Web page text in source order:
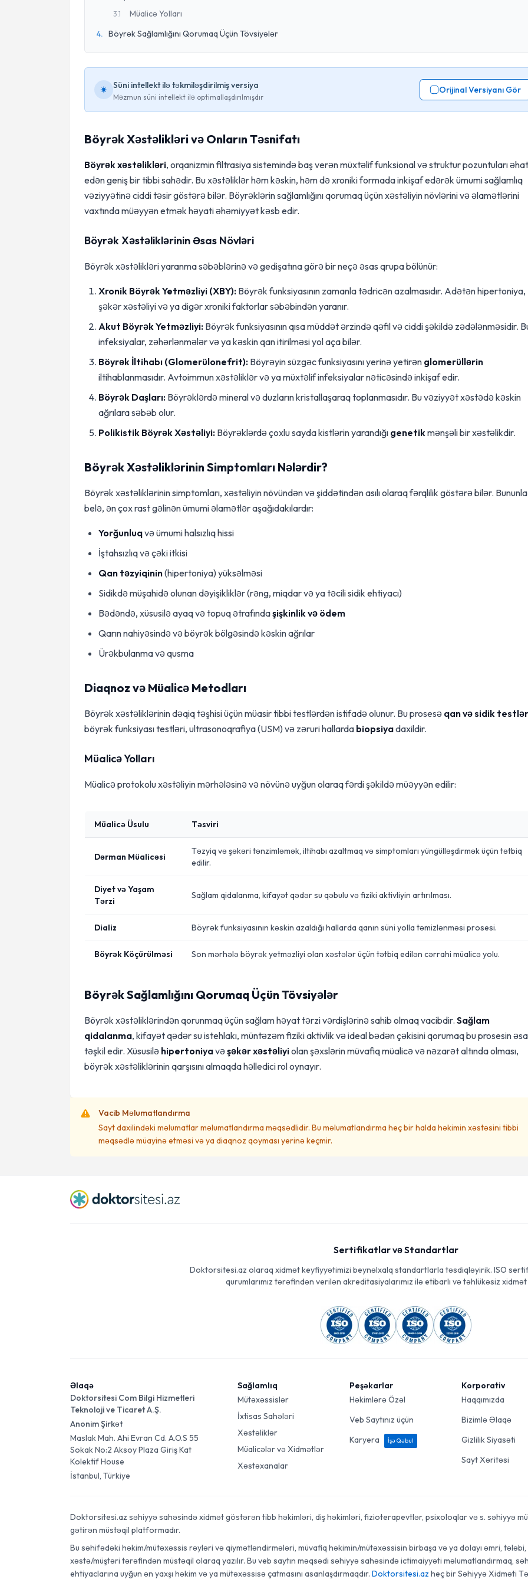
3.1 Müalicə Yolları
4. Böyrək Sağlamlığını Qorumaq Üçün Tövsiyələr
Süni intellekt ilə təkmiləşdirilmiş versiya
Məzmun süni intellekt ilə optimallaşdırılmışdır
Orijinal Versiyanı Gör
Böyrək Xəstəlikləri və Onların Təsnifatı
Böyrək xəstəlikləri, orqanizmin filtrasiya sistemində baş verən müxtəlif funksional və struktur pozuntuları
edən geniş bir tibbi sahədir. Bu xəstəliklər həm kəskin, həm də xroniki formada inkişaf edərək ümumi sağlamlıq
vəziyyətinə ciddi təsir göstərə bilər. Böyrəklərin sağlamlığını qorumaq üçün xəstəliyin növlərini və əlamətlərini
vaxtında müəyyən etmək həyati əhəmiyyət kəsb edir.
Böyrək Xəstəliklərinin Əsas Növləri
Böyrək xəstəlikləri yaranma səbəblərinə və gedişatına görə bir neçə əsas qrupa bölünür:
Xronik Böyrək Yetməzliyi (XBY): Böyrək funksiyasının zamanla tədricən azalmasıdır. Adətən hipertoniya,
şəkər xəstəliyi və ya digər xroniki faktorlar səbəbindən yaranır.
Akut Böyrək Yetməzliyi: Böyrək funksiyasının qısa müddət ərzində qəfil və ciddi şəkildə zədələnməsidir.
infeksiyalar, zəhərlənmələr və ya kəskin qan itirilməsi yol aça bilər.
Böyrək İltihabı (Glomerülonefrit): Böyrəyin süzgəc funksiyasını yerinə yetirən glomerüllərin
iltihablanmasıdır. Avtoimmun xəstəliklər və ya müxtəlif infeksiyalar nəticəsində inkişaf edir.
Böyrək Daşları: Böyrəklərdə mineral və duzların kristallaşaraq toplanmasıdır. Bu vəziyyət xəstədə kəskin
ağrılara səbəb olur.
Polikistik Böyrək Xəstəliyi: Böyrəklərdə çoxlu sayda kistlərin yarandığı genetikmənşəli bir xəstəlikdir.
Böyrək Xəstəliklərinin Simptomları Nələrdir?
Böyrək xəstəliklərinin simptomları, xəstəliyin növündən və şiddətindən asılı olaraq fərqlilik göstərə bilər. Bununla
belə, ən çox rast gəlinən ümumi əlamətlər aşağıdakılardır:
Yorğunluqvə ümumi halsızlıq hissi
İştahsızlıq və çəki itkisi
Qan təzyiqinin(hipertoniya) yüksəlməsi
Sidikdə müşahidə olunan dəyişikliklər (rəng, miqdar və ya təcili sidik ehtiyacı)
Bədəndə, xüsusilə ayaq və topuq ətrafındaşişkinlik və ödem
Qarın nahiyəsində və böyrək bölgəsində kəskin ağrılar
Ürəkbulanma və qusma
Diaqnoz və Müalicə Metodları
Böyrək xəstəliklərinin dəqiq təşhisi üçün müasir tibbi testlərdən istifadə olunur. Bu prosesə qan və sidik
böyrək funksiyası testləri, ultrasonoqrafiya (USM) və zəruri hallarda biopsiyadaxildir.
Müalicə Yolları
Müalicə protokolu xəstəliyin mərhələsinə və növünə uyğun olaraq fərdi şəkildə müəyyən edilir:
Müalicə Üsulu Təsviri
Dərman Müalicəsi
Təzyiq və şəkəri tənzimləmək, iltihabı azaltmaq və simptomları yüngülləşdirmək üçün tətbiq
edilir.
Diyet və Yaşam
Tərzi
Sağlam qidalanma, kifayət qədər su qəbulu və fiziki aktivliyin artırılması.
Dializ Böyrək funksiyasının kəskin azaldığı hallarda qanın süni yolla təmizlənməsi prosesi.
Böyrək Köçürülməsi Son mərhələ böyrək yetməzliyi olan xəstələr üçün tətbiq edilən cərrahi müalicə yolu.
Böyrək Sağlamlığını Qorumaq Üçün Tövsiyələr
Böyrək xəstəliklərindən qorunmaq üçün sağlam həyat tərzi vərdişlərinə sahib olmaq vacibdir. Sağlam
qidalanma, kifayət qədər su istehlakı, müntəzəm fiziki aktivlik və ideal bədən çəkisini qorumaq bu prosesin
təşkil edir. Xüsusilə hipertoniyavəşəkər xəstəliyiolan şəxslərin müvafiq müalicə və nəzarət altında olması,
böyrək xəstəliklərinin qarşısını almaqda həlledici rol oynayır.
Vacib Məlumatlandırma
Sayt daxilindəki məlumatlar məlumatlandırma məqsədlidir. Bu məlumatlandırma heç bir halda həkimin xəstəsini tibbi
məqsədlə müayinə etməsi və ya diaqnoz qoyması yerinə keçmir.
Sertifikatlar və Standartlar
Doktorsitesi.az olaraq xidmət keyfiyyətimizi beynəlxalq standartlarla təsdiqləyirik. ISO
qurumlarımız tərəfindən verilən akreditasiyalarımız ilə etibarlı və təhlükəsiz
Əlaqə
Doktorsitesi Com Bilgi Hizmetleri
Teknoloji ve Ticaret A.Ş.
Anonim Şirkət
Maslak Mah. Ahi Evran Cd. A.O.S 55
Sokak No:2 Aksoy Plaza Giriş Kat
Kolektif House
İstanbul, Türkiye
Sağlamlıq
Mütəxəssislər
İxtisas Sahələri
Xəstəliklər
Müalicələr və Xidmətlər
Xəstəxanalar
Peşəkarlar
Həkimlərə Özəl
Veb Saytınız üçün
Karyera
İşə Qəbul
Korporativ
Haqqımızda
Bizimlə Əlaqə
Gizlilik Siyasəti
Sayt Xəritəsi
Doktorsitesi.az səhiyyə sahəsində xidmət göstərən tibb həkimləri, diş həkimləri, fizioterapevtlər, psixoloqlar və s. səhiyyə
gətirən müstəqil platformadır.
Bu səhifədəki həkim/mütəxəssis rəyləri və qiymətləndirmələri, müvafiq həkimin/mütəxəssisin birbaşa və ya dolayı əmri,
xəstə/müştəri tərəfindən müstəqil olaraq yazılır. Bu veb saytın məqsədi səhiyyə sahəsində ictimaiyyəti məlumatlandırmaq,
ehtiyaclarına uyğun ən yaxşı həkim və ya mütəxəssisə çatmasını asanlaşdırmaqdır. Doktorsitesi.az heç bir Səhiyyə Xidməti